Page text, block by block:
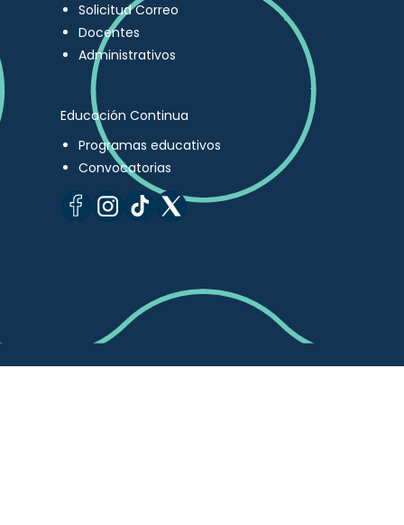
Solicitud Correo
Docentes
Administrativos
Educación Continua
Programas educativos
Convocatorias